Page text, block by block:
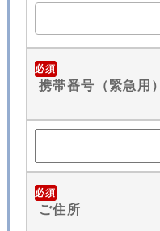
必須
携帯番号（緊急用）
必須
ご住所